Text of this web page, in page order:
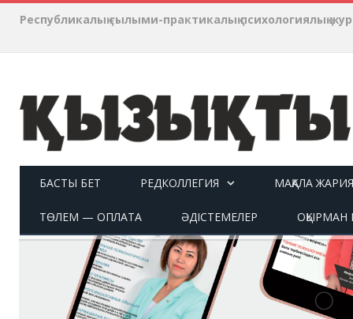
Республикалық ғылыми-практикалық психологиялық
БАСТЫ БЕТ РЕДКОЛЛЕГИЯ МАҚАЛА
ТӨЛЕМ — ОПЛАТА ӘДІСТЕМЕЛЕР ОҚЫРМАН